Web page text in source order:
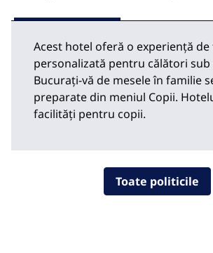
Acest hotel oferă o experiență
personalizată pentru călători sub
Bucurați-vă de mesele în familie
preparate din meniul Copii.
facilități pentru copii.
Toate politicile